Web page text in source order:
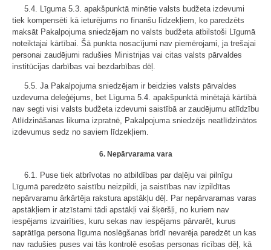
5.4. Līguma 5.3. apakšpunktā minētie valsts budžeta izdevumi
tiek kompensēti kā ieturējums no finanšu līdzekļiem, ko paredzēts
maksāt Pakalpojuma sniedzējam no valsts budžeta atbilstoši Līgumā
noteiktajai kārtībai. Šā punkta nosacījumi nav piemērojami, ja trešajai
personai zaudējumi radušies Ministrijas vai citas valsts pārvaldes
institūcijas darbības vai bezdarbības dēļ.
5.5. Ja Pakalpojuma sniedzējam ir beidzies valsts pārvaldes
uzdevuma deleģējums, bet Līguma 5.4. apakšpunktā minētajā kārtībā
nav segti visi valsts budžeta izdevumi saistībā ar zaudējumu atlīdzību
Atlīdzināšanas likuma izpratnē, Pakalpojuma sniedzējs neatlīdzinātos
izdevumus sedz no saviem līdzekļiem.
6. Nepārvarama vara
6.1. Puse tiek atbrīvotas no atbildības par daļēju vai pilnīgu
Līgumā paredzēto saistību neizpildi, ja saistības nav izpildītas
nepārvaramu ārkārtēja rakstura apstākļu dēļ. Par nepārvaramas varas
apstākļiem ir atzīstami tādi apstākļi vai šķēršļi, no kuriem nav
iespējams izvairīties, kuru sekas nav iespējams pārvarēt, kurus
saprātīga persona līguma noslēgšanas brīdī nevarēja paredzēt un kas
nav radušies puses vai tās kontrolē esošas personas rīcības dēļ, kā